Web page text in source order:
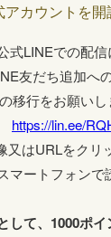
定はシステムの
ませんが、よろ
アカウントを
式LINEでの配信
友だち追加へ
移行をお願いし
https://lin.ee/
又はURLをクリ
マートフォンで
て、1000ポイ